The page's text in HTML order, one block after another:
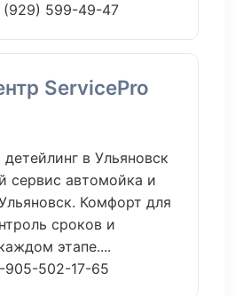
(929) 599-49-47
ServicePro
в Ульяновск
сервис автомойка и
Комфорт для
сроков и
этапе....
905-502-17-65